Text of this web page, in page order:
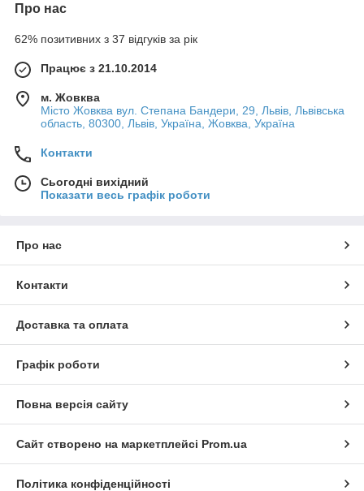
Про нас
62% позитивних з 37 відгуків за рік
Працює з 21.10.2014
м. Жовква
Місто Жовква вул. Степана Бандери, 29, Львів, Львівська
область, 80300, Львів, Україна, Жовква, Україна
Контакти
Сьогодні вихідний
Показати весь графік роботи
Про нас
Контакти
Доставка та оплата
Графік роботи
Повна версія сайту
Сайт створено на маркетплейсі Prom.ua
Політика конфіденційності